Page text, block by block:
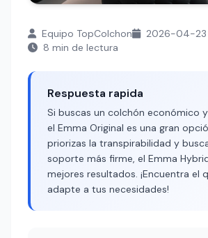
Equipo TopColchon
2026-04-23
8 min de lectura
Respuesta rapida
Si buscas un colchón económico
el Emma Original es una gran
priorizas la transpirabilidad y
soporte más firme, el Emma
mejores resultados. ¡Encuentra el
adapte a tus necesidades!